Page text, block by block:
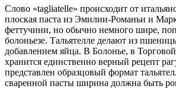
Слово «tagliatelle» происходит от
плоская паста из Эмилии-Романьи и
феттучини, но обычно немного шире,
болоньезе. Тальятелле делают из
добавлением яйца. В Болонье, в
хранится единственно верный рецепт
представлен образцовый формат
сваренной пасты ширина должна быть